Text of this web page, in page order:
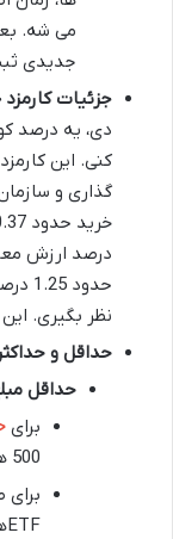
جدیدی
جزئیات
دی، یه درصد
کنی. این
گذاری و
درصد ارزش
نظر بگیری.
حداقل و
حداقل
برای
500 هزار تومان سرمایه گذاری کنی.
ETFها)، حداقل 100 هزار تومان کفایت می کنه.